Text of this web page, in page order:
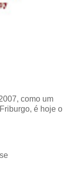
como um
é hoje o